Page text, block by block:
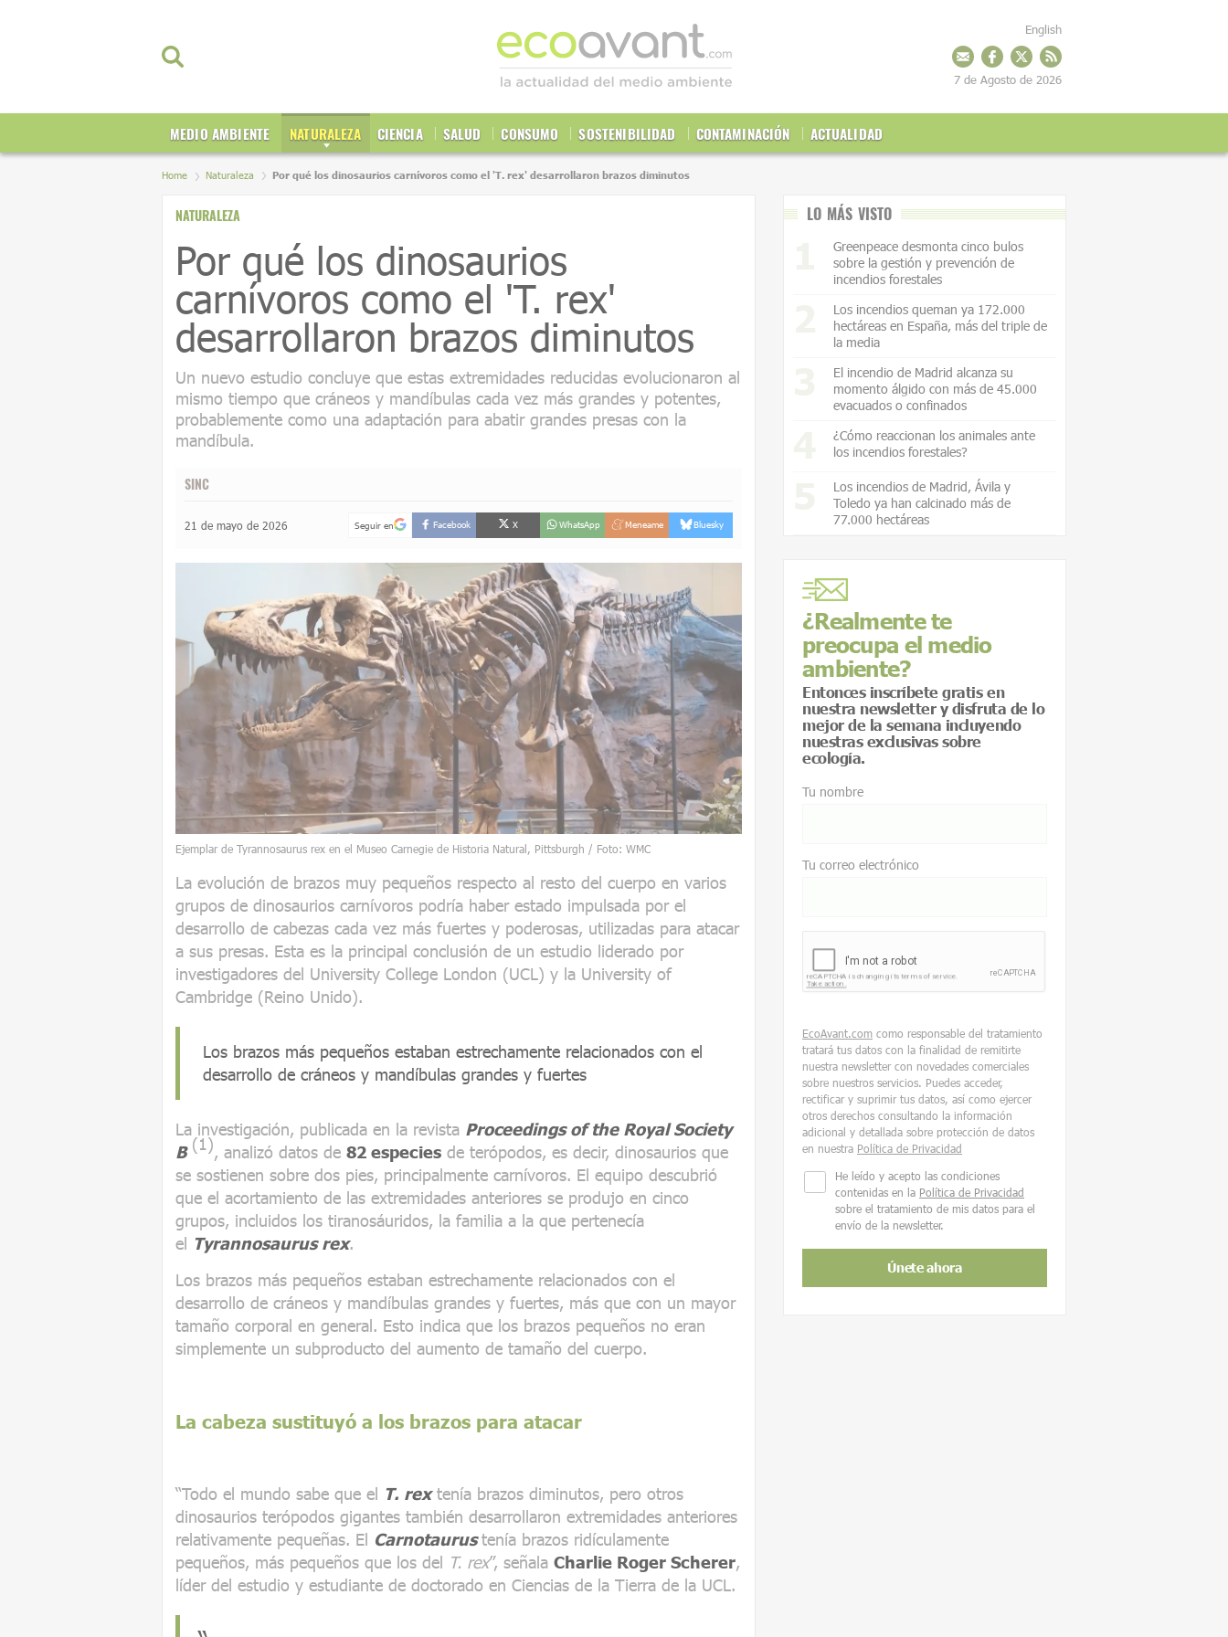
MEDIO AMBIENTE NATURALEZA CIENCIA SALUD CONSUMO SOSTENIBILIDAD CONTAMINACIÓN ACTUALIDAD
English
7 de Agosto de 2026
Home Naturaleza Por qué los dinosaurios carnívoros como el 'T. rex' desarrollaron brazos diminutos
NATURALEZA
Por qué los dinosaurios
carnívoros como el 'T. rex'
desarrollaron brazos diminutos
Un nuevo estudio concluye que estas extremidades reducidas evolucionaron al
mismo tiempo que cráneos y mandíbulas cada vez más grandes y potentes,
probablemente como una adaptación para abatir grandes presas con la
mandíbula.
SINC
21 de mayo de 2026 Seguir en Facebook X WhatsApp Meneame Bluesky
Ejemplar de Tyrannosaurus rex en el Museo Carnegie de Historia Natural, Pittsburgh / Foto: WMC
La evolución de brazos muy pequeños respecto al resto del cuerpo en varios
grupos de dinosaurios carnívoros podría haber estado impulsada por el
desarrollo de cabezas cada vez más fuertes y poderosas, utilizadas para atacar
a sus presas. Esta es la principal conclusión de un estudio liderado por
investigadores del University College London (UCL) y la University of
Cambridge (Reino Unido).
Los brazos más pequeños estaban estrechamente relacionados con el
desarrollo de cráneos y mandíbulas grandes y fuertes
La investigación, publicada en la revista Proceedings of the Royal Society
B (1), analizó datos de 82 especies de terópodos, es decir, dinosaurios que
se sostienen sobre dos pies, principalmente carnívoros. El equipo descubrió
que el acortamiento de las extremidades anteriores se produjo en cinco
grupos, incluidos los tiranosáuridos, la familia a la que pertenecía
el Tyrannosaurus rex.
Los brazos más pequeños estaban estrechamente relacionados con el
desarrollo de cráneos y mandíbulas grandes y fuertes, más que con un mayor
tamaño corporal en general. Esto indica que los brazos pequeños no eran
simplemente un subproducto del aumento de tamaño del cuerpo.
La cabeza sustituyó a los brazos para atacar
“Todo el mundo sabe que el T. rextenía brazos diminutos, pero otros
dinosaurios terópodos gigantes también desarrollaron extremidades anteriores
relativamente pequeñas. El Carnotaurus tenía brazos ridículamente
pequeños, más pequeños que los del T. rex”, señala Charlie Roger Scherer,
líder del estudio y estudiante de doctorado en Ciencias de la Tierra de la UCL.
LO MÁS VISTO
Greenpeace desmonta cinco bulos
sobre la gestión y prevención de
incendios forestales
Los incendios queman ya 172.000
hectáreas en España, más del triple de
la media
El incendio de Madrid alcanza su
momento álgido con más de 45.000
evacuados o confinados
¿Cómo reaccionan los animales ante
los incendios forestales?
Los incendios de Madrid, Ávila y
Toledo ya han calcinado más de
77.000 hectáreas
¿Realmente te
preocupa el medio
ambiente?
Entonces inscríbete gratis en
nuestra newsletter y disfruta de lo
mejor de la semana incluyendo
nuestras exclusivas sobre
ecología.
Tu nombre
Tu correo electrónico
EcoAvant.com como responsable del tratamiento
tratará tus datos con la finalidad de remitirte
nuestra newsletter con novedades comerciales
sobre nuestros servicios. Puedes acceder,
rectificar y suprimir tus datos, así como ejercer
otros derechos consultando la información
adicional y detallada sobre protección de datos
en nuestra Política de Privacidad
He leído y acepto las condiciones
contenidas en la Política de Privacidad
sobre el tratamiento de mis datos para el
envío de la newsletter.